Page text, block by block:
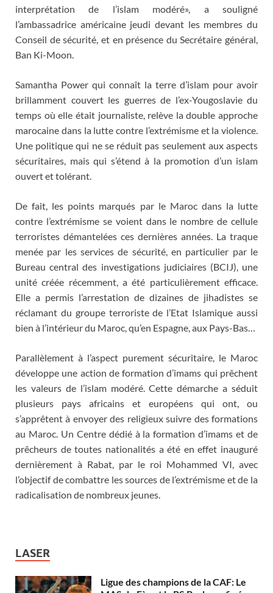
interprétation de l’islam modéré», a souligné
l’ambassadrice américaine jeudi devant les membres du
Conseil de sécurité, et en présence du Secrétaire général,
Ban Ki-Moon.
Samantha Power qui connaît la terre d’islam pour avoir
brillamment couvert les guerres de l’ex-Yougoslavie du
temps où elle était journaliste, relève la double approche
marocaine dans la lutte contre l’extrémisme et la violence.
Une politique qui ne se réduit pas seulement aux aspects
sécuritaires, mais qui s’étend à la promotion d’un islam
ouvert et tolérant.
De fait, les points marqués par le Maroc dans la lutte
contre l’extrémisme se voient dans le nombre de cellule
terroristes démantelées ces dernières années. La traque
menée par les services de sécurité, en particulier par le
Bureau central des investigations judiciaires (BCIJ), une
unité créée récemment, a été particulièrement efficace.
Elle a permis l’arrestation de dizaines de jihadistes se
réclamant du groupe terroriste de l’Etat Islamique aussi
bien à l’intérieur du Maroc, qu’en Espagne, aux Pays-Bas…
Parallèlement à l’aspect purement sécuritaire, le Maroc
développe une action de formation d’imams qui prêchent
les valeurs de l’islam modéré. Cette démarche a séduit
plusieurs pays africains et européens qui ont, ou
s’apprêtent à envoyer des religieux suivre des formations
au Maroc. Un Centre dédié à la formation d’imams et de
prêcheurs de toutes nationalités a été en effet inauguré
dernièrement à Rabat, par le roi Mohammed VI, avec
l’objectif de combattre les sources de l’extrémisme et de la
radicalisation de nombreux jeunes.
LASER
Ligue des champions de la CAF: Le